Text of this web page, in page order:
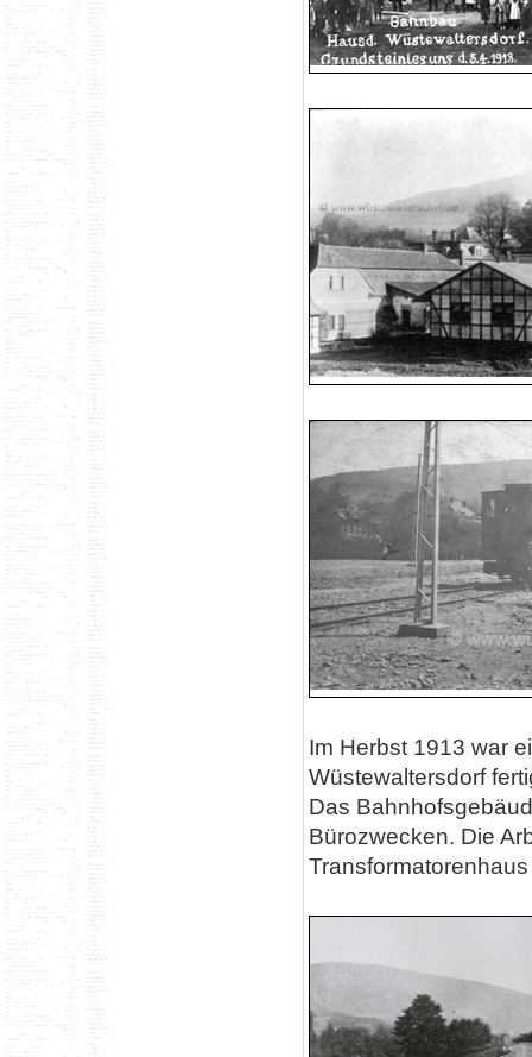
Im Herbst 1913 war
Wüstewaltersdorf
Das
Bürozwecken. Die